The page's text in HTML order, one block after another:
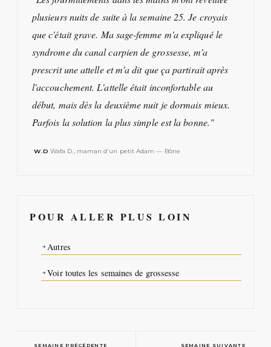
plusieurs nuits de suite à la semaine 25. Je croyais
que c'était grave. Ma sage-femme m'a expliqué le
syndrome du canal carpien de grossesse, m'a
prescrit une attelle et m'a dit que ça partirait après
l'accouchement. L'attelle était inconfortable au
début, mais dès la deuxième nuit je dormais mieux.
Parfois la solution la plus simple est la bonne."
W.D Wafa D., maman d'un petit Adam — Bône
POUR ALLER PLUS LOIN
Autres
Voir toutes les semaines de grossesse
SEMAINE PRÉCÉDENTE SEMAINE SUIVANTE